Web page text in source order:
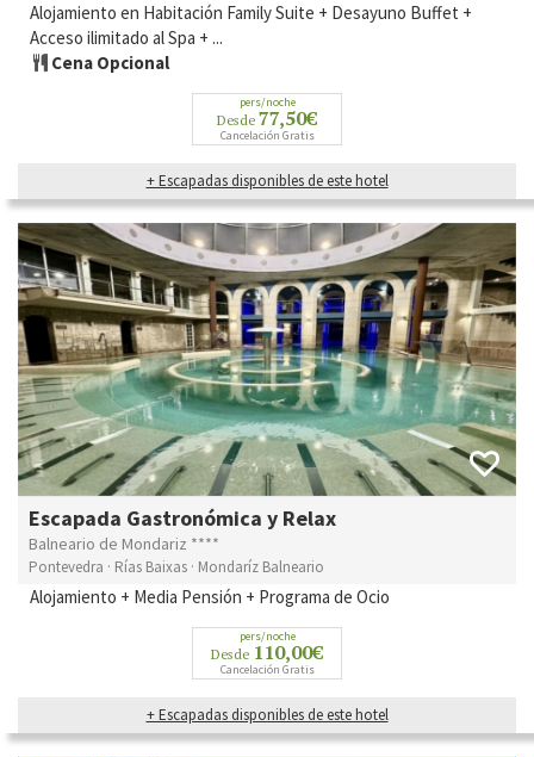
Alojamiento en Habitación Family Suite + Desayuno Buffet +
Acceso ilimitado al Spa + ...
Cena Opcional
pers/noche
Desde 77,50€
Cancelación Gratis
+ Escapadas disponibles de este hotel
Escapada Gastronómica y Relax
Balneario de Mondariz ****
Pontevedra · Rías Baixas · Mondaríz Balneario
Alojamiento + Media Pensión + Programa de Ocio
pers/noche
Desde 110,00€
Cancelación Gratis
+ Escapadas disponibles de este hotel